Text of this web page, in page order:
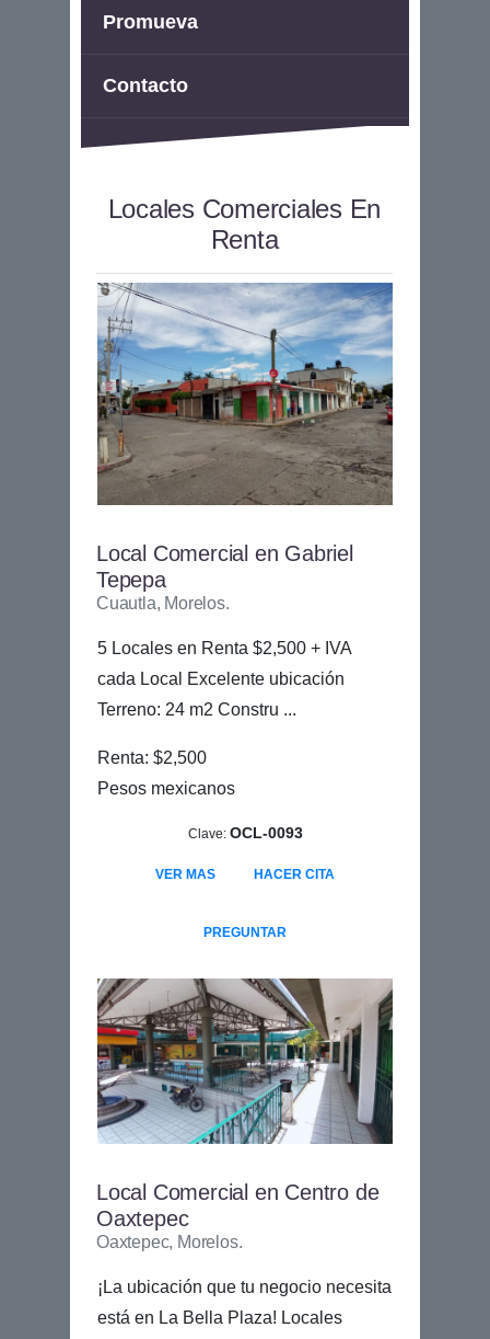
Promueva
Contacto
Locales Comerciales En
Renta
Local Comercial en Gabriel
Tepepa
Cuautla, Morelos.
5 Locales en Renta $2,500 + IVA
cada Local Excelente ubicación
Terreno: 24 m2 Constru ...
Renta: $2,500
Pesos mexicanos
Clave: OCL-0093
VER MAS HACER CITA
PREGUNTAR
Local Comercial en Centro de
Oaxtepec
Oaxtepec, Morelos.
¡La ubicación que tu negocio necesita
está en La Bella Plaza! Locales